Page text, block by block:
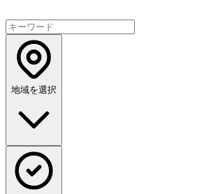
地域を選択